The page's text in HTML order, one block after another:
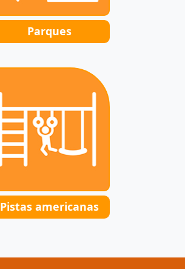
Parques
Pistas americanas